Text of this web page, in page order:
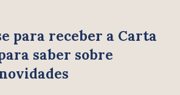
para receber a Carta
saber sobre